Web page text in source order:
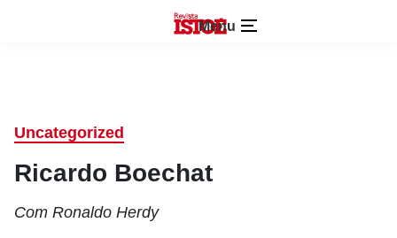
Menu
Uncategorized
Ricardo Boechat
Com Ronaldo Herdy